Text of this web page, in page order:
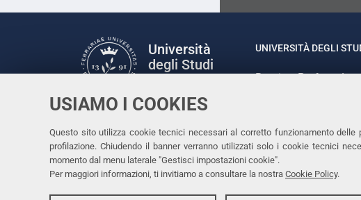
USIAMO I COOKIES
Questo sito utilizza cookie tecnici necessari al corretto funzionamento delle
profilazione. Chiudendo il banner verranno utilizzati solo i cookie tecnici
momento dal menu laterale "Gestisci impostazioni cookie".
Per maggiori informazioni, ti invitiamo a consultare la nostra Cookie Policy.
Università
degli Studi
Facebook
LinkedinInstagram
Youtube
UNIVERSITÀ DEGLI
Rettrice: Prof.ssa